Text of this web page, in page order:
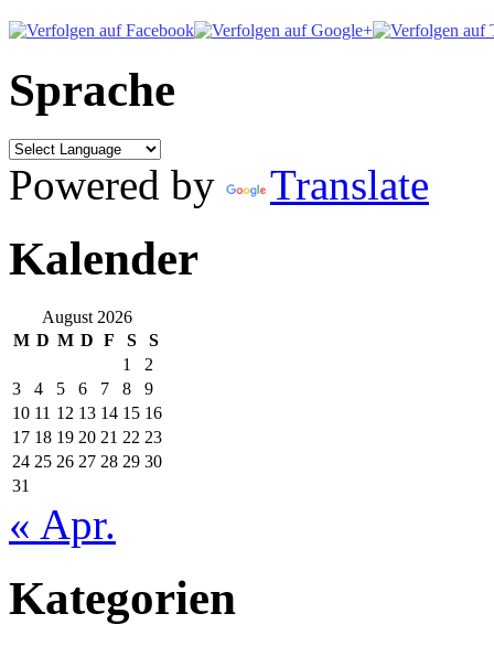
Sprache
Powered by Translate
Kalender
August 2026
M D M D F S
S
1
2
3
4 5 6 7 8
9
10 11 12 13 14 15 16
17 18 19 20 21 22 23
24 25 26 27 28 29 30
31
« Apr.
Kategorien